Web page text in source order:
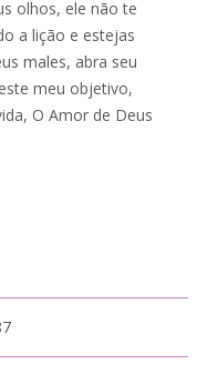
olhos, ele não te
a lição e estejas
males, abra seu
meu objetivo,
O Amor de Deus